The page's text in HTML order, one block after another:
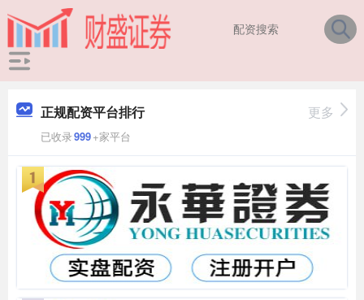
正规配资平台排行
已收录999+家平台
更多